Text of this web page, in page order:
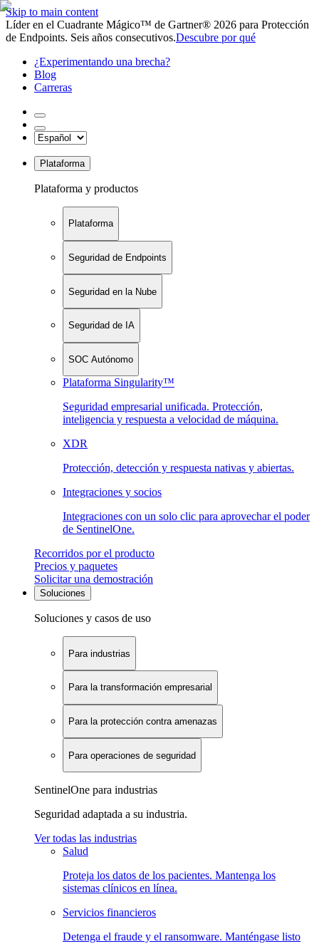
Skip to main content
Líder en el Cuadrante Mágico™ de Gartner® 2026 para Protección
de Endpoints. Seis años consecutivos.Descubre por qué
¿Experimentando una brecha?
Blog
Carreras
Plataforma
Plataforma y productos
Plataforma
Seguridad de Endpoints
Seguridad en la Nube
Seguridad de IA
SOC Autónomo
Plataforma Singularity™
Seguridad empresarial unificada. Protección,
inteligencia y respuesta a velocidad de máquina.
XDR
Protección, detección y respuesta nativas y abiertas.
Integraciones y socios
Integraciones con un solo clic para aprovechar el poder
de SentinelOne.
Recorridos por el producto
Precios y paquetes
Solicitar una demostración
Soluciones
Soluciones y casos de uso
Para industrias
Para la transformación empresarial
Para la protección contra amenazas
Para operaciones de seguridad
SentinelOne para industrias
Seguridad adaptada a su industria.
Ver todas las industrias
Salud
Proteja los datos de los pacientes. Mantenga los
sistemas clínicos en línea.
Servicios financieros
Detenga el fraude y el ransomware. Manténgase listo